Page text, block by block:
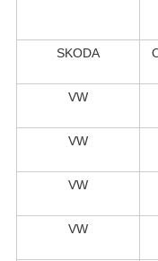
SKODA
VW
VW
VW
VW